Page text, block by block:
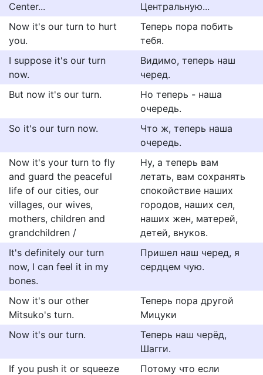
Center...
Центральную...
Now it's our turn to hurt
you.
Теперь пора побить
тебя.
I suppose it's our turn
now.
Видимо, теперь наш
черед.
But now it's our turn.
Но теперь - наша
очередь.
So it's our turn now.
Что ж, теперь наша
очередь.
Now it's your turn to fly
and guard the peaceful
life of our cities, our
villages, our wives,
mothers, children and
grandchildren /
Ну, а теперь вам
летать, вам сохранять
спокойствие наших
городов, наших сел,
наших жен, матерей,
детей, внуков.
It's definitely our turn
now, I can feel it in my
bones.
Пришел наш черед, я
сердцем чую.
Now it's our other
Mitsuko's turn.
Теперь пора другой
Мицуки
Now it's our turn.
Теперь наш черёд,
Шагги.
If you push it or squeeze
Потому что если